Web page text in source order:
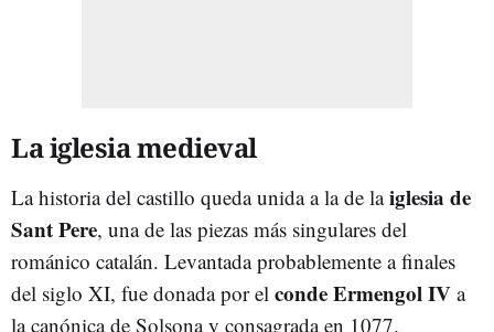
La iglesia medieval
La historia del castillo queda unida a la de laiglesia de
Sant Pere, una de las piezas más singulares del
románico catalán. Levantada probablemente a finales
del siglo XI, fue donada por el conde Ermengol IV a
la canónica de Solsona y consagrada en 1077.